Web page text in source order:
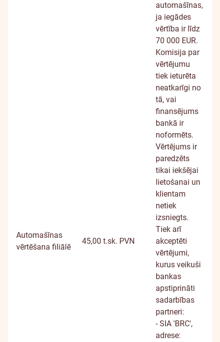
Automašīnas
vērtēšana filiālē
45,00 t.sk. PVN
automašīnas,
ja iegādes
vērtība ir līdz
70 000 EUR.
Komisija par
vērtējumu
tiek ieturēta
neatkarīgi no
tā, vai
finansējums
bankā ir
noformēts.
Vērtējums ir
paredzēts
tikai iekšējai
lietošanai un
klientam
netiek
izsniegts.
Tiek arī
akceptēti
vērtējumi,
kurus veikuši
bankas
apstiprināti
sadarbības
partneri:
- SIA 'BRC',
adrese: